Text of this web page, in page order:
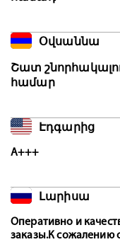
Օվսաննա
Շատ
համար
Էդգարից
A+++
Լարիսա
Оперативно и
заказы.К сожалению